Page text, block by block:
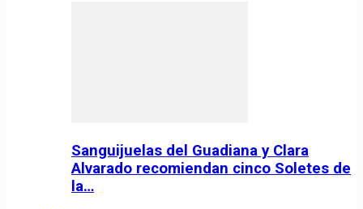
Sanguijuelas del Guadiana y Clara
Alvarado recomiendan cinco Soletes de
la…